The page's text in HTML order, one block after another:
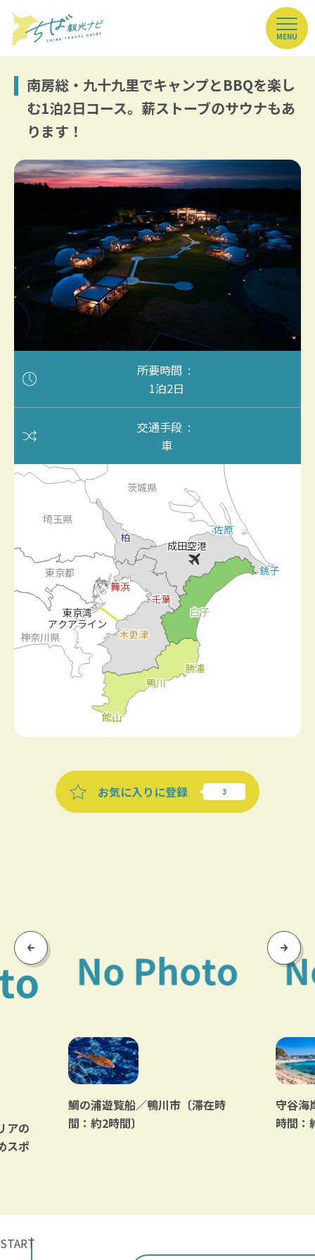
MENU
南房総・九十九里でキャンプとBBQを楽し
む1泊2日コース。薪ストーブのサウナもあ
ります！
所要時間
1泊2日
交通手段
車
お気に入りに登録
Previous
アの
スポ
鯛の浦遊覧船／鴨川市〔滞在時
間：約2時間〕
守谷海
時間：
Next
START